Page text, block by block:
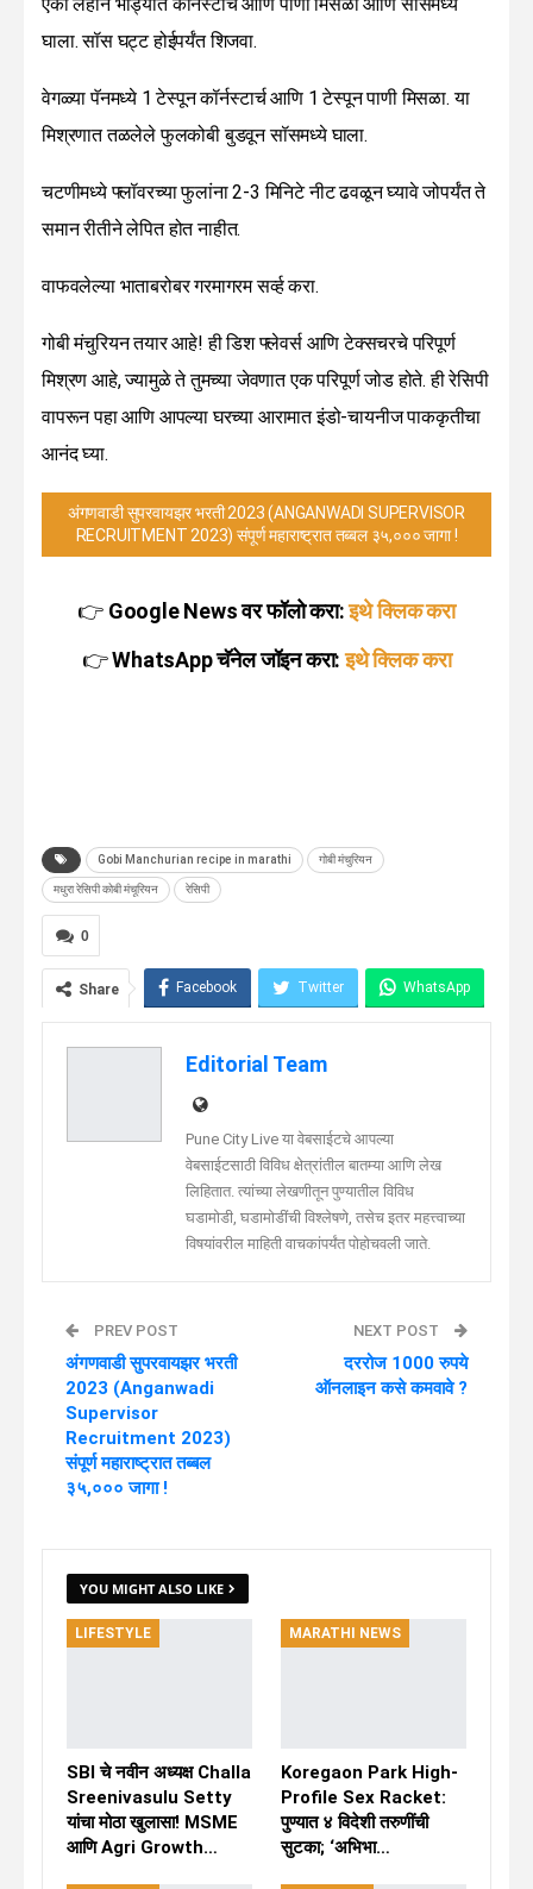
घाला. सॉस घट्ट होईपर्यंत शिजवा.
वेगळ्या पॅनमध्ये 1 टेस्पून कॉर्नस्टार्च आणि 1 टेस्पून पाणी मिसळा. या
मिश्रणात तळलेले फुलकोबी बुडवून सॉसमध्ये घाला.
चटणीमध्ये फ्लॉवरच्या फुलांना 2-3 मिनिटे नीट ढवळून घ्यावे जोपर्यंत ते
समान रीतीने लेपित होत नाहीत.
वाफवलेल्या भाताबरोबर गरमागरम सर्व्ह करा.
गोबी मंचुरियन तयार आहे! ही डिश फ्लेवर्स आणि टेक्सचरचे परिपूर्ण
मिश्रण आहे, ज्यामुळे ते तुमच्या जेवणात एक परिपूर्ण जोड होते. ही रेसिपी
वापरून पहा आणि आपल्या घरच्या आरामात इंडो-चायनीज पाककृतीचा
आनंद घ्या.
अंगणवाडी सुपरवायझर भरती 2023 (ANGANWADI SUPERVISOR
RECRUITMENT 2023) संपूर्ण महाराष्ट्रात तब्बल ३५,००० जागा !
👉 Google News वर फॉलो करा: इथे क्लिक करा
👉WhatsApp चॅनेल जॉइन करा: इथे क्लिक करा
Gobi Manchurian recipe in marathi गोबी मंचुरियन
मधुरा रेसिपी कोबी मंचूरियन रेसिपी
0
Share Facebook Twitter WhatsApp
Editorial Team
Pune City Live या वेबसाईटचे आपल्या
वेबसाईटसाठी विविध क्षेत्रांतील बातम्या आणि लेख
लिहितात. त्यांच्या लेखणीतून पुण्यातील विविध
घडामोडी, घडामोडींची विश्लेषणे, तसेच इतर महत्त्वाच्या
विषयांवरील माहिती वाचकांपर्यंत पोहोचवली जाते.
PREV POST
अंगणवाडी सुपरवायझर भरती
2023 (Anganwadi
Supervisor
Recruitment 2023)
संपूर्ण महाराष्ट्रात तब्बल
३५,००० जागा !
NEXT POST
दररोज 1000 रुपये
ऑनलाइन कसे कमवावे ?
YOU MIGHT ALSO LIKE
LIFESTYLE
SBI चे नवीन अध्यक्ष Challa
Sreenivasulu Setty
यांचा मोठा खुलासा! MSME
आणि Agri Growth…
MARATHI NEWS
Koregaon Park High-
Profile Sex Racket:
पुण्यात ४ विदेशी तरुणींची
सुटका; ‘अभिभा…